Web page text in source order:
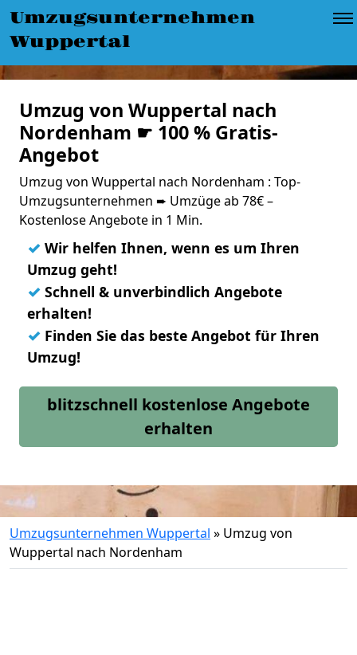
Umzugsunternehmen
Wuppertal
Umzug von Wuppertal nach
Nordenham ☛ 100 % Gratis-
Angebot
Umzug von Wuppertal nach Nordenham : Top-
Umzugsunternehmen ➨ Umzüge ab 78€ –
Kostenlose Angebote in 1 Min.
✓ Wir helfen Ihnen, wenn es um Ihren
Umzug geht!
✓ Schnell & unverbindlich Angebote
erhalten!
✓ Finden Sie das beste Angebot für Ihren
Umzug!
blitzschnell kostenlose Angebote
erhalten
Umzugsunternehmen Wuppertal » Umzug von
Wuppertal nach Nordenham